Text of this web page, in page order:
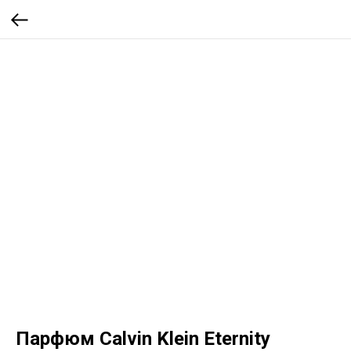
Парфюм Calvin Klein Eternity